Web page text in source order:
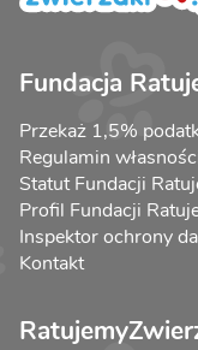
Fundacja
Przekaż 1,5%
Regulamin
Statut Fundacji
Profil Fundacji
Inspektor ochrony
Kontakt